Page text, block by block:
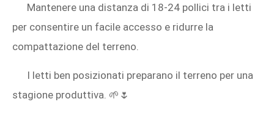
Mantenere una distanza di 18-24 pollici tra i letti
per consentire un facile accesso e ridurre la
compattazione del terreno.
I letti ben posizionati preparano il terreno per una
stagione produttiva. 🌱🌷